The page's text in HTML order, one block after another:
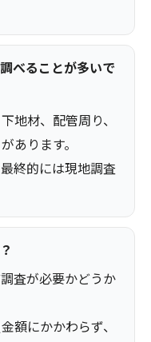
べることが多いで
地材、配管周り、
あります。
終的には現地調査
査が必要かどうか
額にかかわらず、